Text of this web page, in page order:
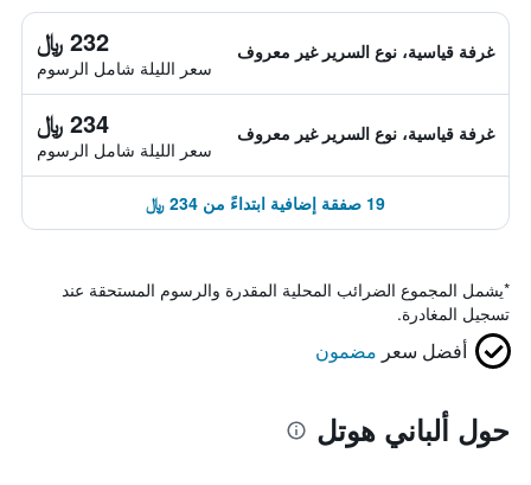
غرفة قياسية، نوع السرير غير معروف 232 ﷼
سعر الليلة شامل الرسوم
غرفة قياسية، نوع السرير غير معروف 234 ﷼
سعر الليلة شامل الرسوم
19 صفقة إضافية ابتداءً من 234 ﷼
*يشمل المجموع الضرائب المحلية المقدرة والرسوم المستحقة عند
تسجيل المغادرة.
أفضل سعر مضمون
حول ألباني هوتل